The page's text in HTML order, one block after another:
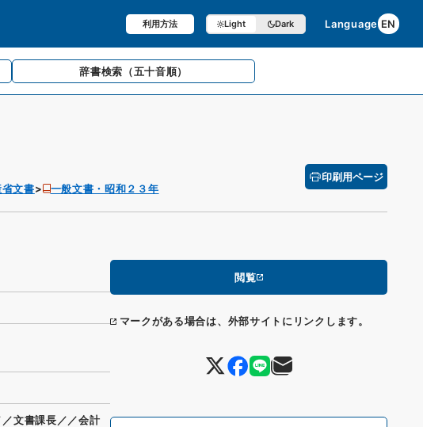
利用方法 Light Dark Language EN
辞書検索 （五十音順）
文書 一般文書・昭和２３年
印刷用ページ
閲覧
マークがある場合は、外部サイトにリンクします。
文書課長／／会計